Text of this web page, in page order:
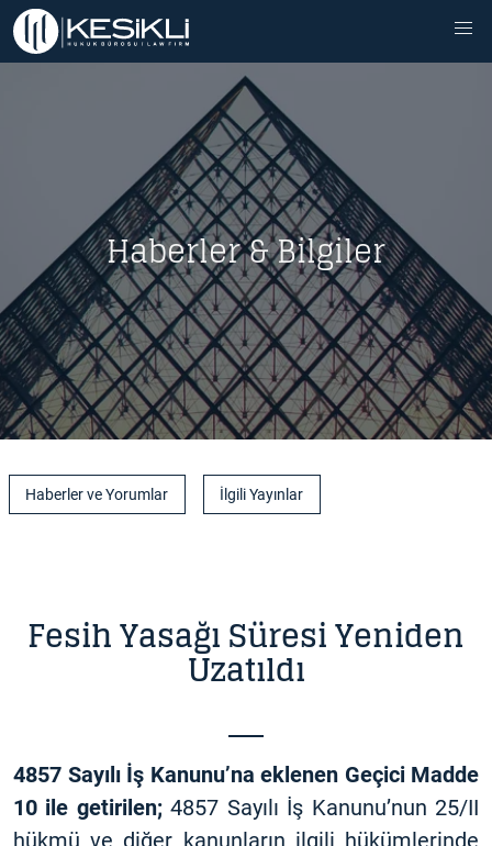
Haberler & Bilgiler
Haberler ve Yorumlar İlgili Yayınlar
Fesih Yasağı Süresi Yeniden
Uzatıldı
4857 Sayılı İş Kanunu’na eklenen Geçici Madde
10 ile getirilen;4857 Sayılı İş Kanunu’nun 25/II
hükmü ve diğer kanunların ilgili hükümlerinde